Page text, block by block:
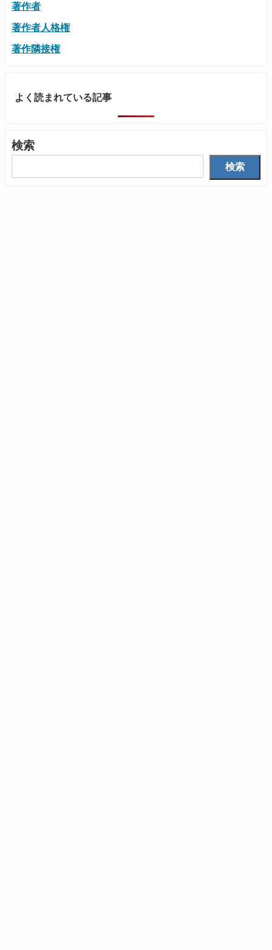
著作者
著作者人格権
著作隣接権
よく読まれている記事
検索
検索